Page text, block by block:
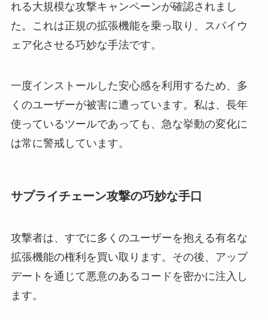
れる大規模な攻撃キャンペーンが確認されまし
た。これは正規の拡張機能を乗っ取り、スパイウ
ェア化させる巧妙な手法です。
一度インストールした安心感を利用するため、多
くのユーザーが被害に遭っています。私は、長年
使っているツールであっても、急な挙動の変化に
は常に警戒しています。
サプライチェーン攻撃の巧妙な手口
攻撃者は、すでに多くのユーザーを抱える有名な
拡張機能の権利を買い取ります。その後、アップ
デートを通じて悪意のあるコードを密かに注入し
ます。